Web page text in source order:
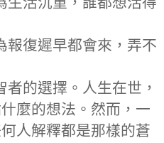
報復遲早都會來，弄不
的選擇。人生在世，
麼的想法。然而，一
人解釋都是那樣的蒼